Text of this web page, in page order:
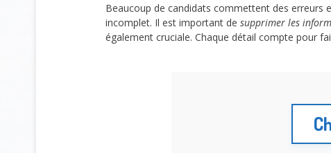
Beaucoup de candidats commettent des erreurs
incomplet. Il est important de supprimer les
également cruciale. Chaque détail compte pour